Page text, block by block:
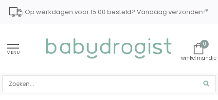
Op werkdagen voor 15:00 besteld? Vandaag verzonden!*
MENU
0